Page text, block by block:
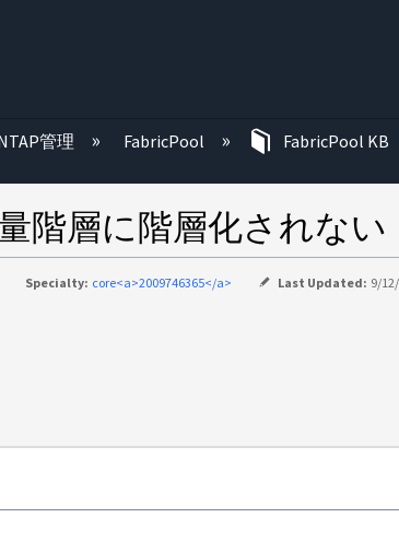
管理 FabricPool FabricPool KB
階層に階層化されない
Specialty: core<a>2009746365</a> Last Updated: 9/